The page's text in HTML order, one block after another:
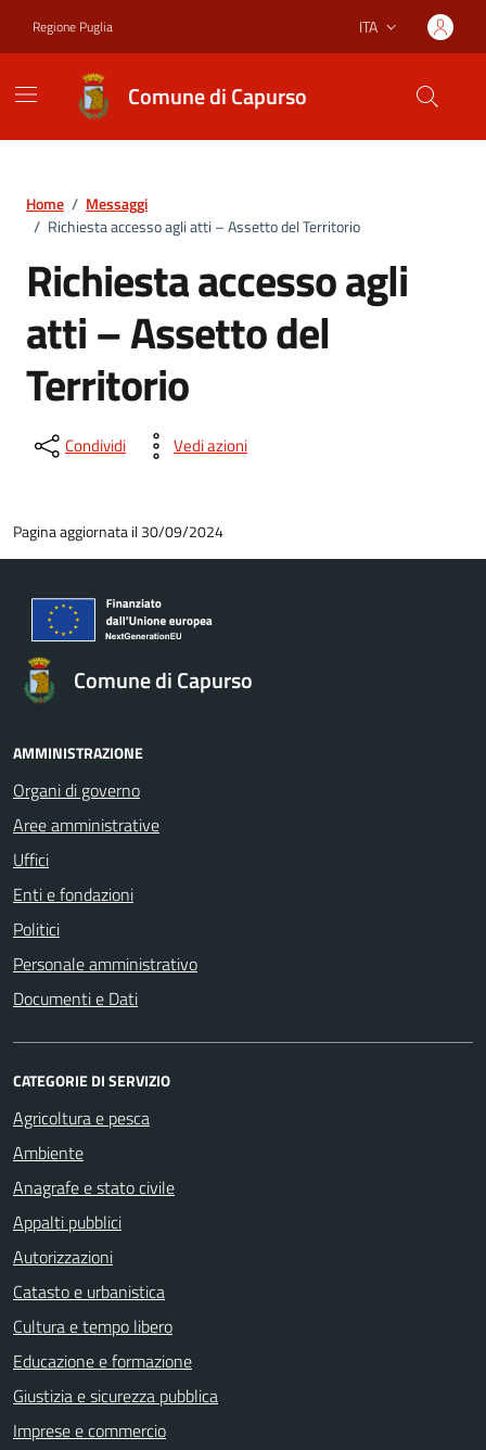
Regione Puglia Lingua attiva:
ITA
Comune di Capurso
Home / Messaggi
/ Richiesta accesso agli atti – Assetto del Territorio
Richiesta accesso agli
atti – Assetto del
Territorio
Condividi Vedi azioni
Pagina aggiornata il 30/09/2024
Comune di Capurso
AMMINISTRAZIONE
Organi di governo
Aree amministrative
Uffici
Enti e fondazioni
Politici
Personale amministrativo
Documenti e Dati
CATEGORIE DI SERVIZIO
Agricoltura e pesca
Ambiente
Anagrafe e stato civile
Appalti pubblici
Autorizzazioni
Catasto e urbanistica
Cultura e tempo libero
Educazione e formazione
Giustizia e sicurezza pubblica
Imprese e commercio